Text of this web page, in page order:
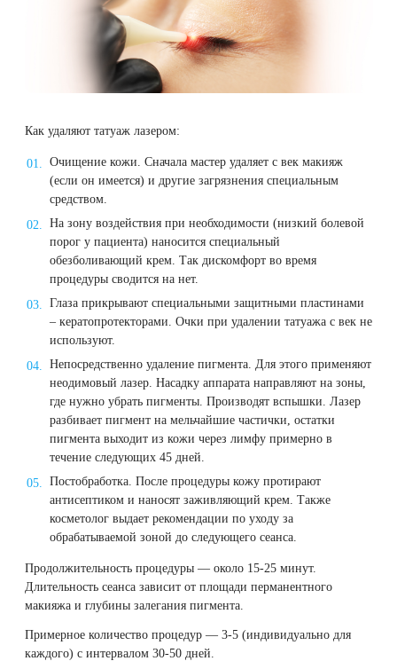
Как удаляют татуаж лазером:
Очищение кожи. Сначала мастер удаляет с век макияж
(если он имеется) и другие загрязнения специальным
средством.
На зону воздействия при необходимости (низкий болевой
порог у пациента) наносится специальный
обезболивающий крем. Так дискомфорт во время
процедуры сводится на нет.
Глаза прикрывают специальными защитными пластинами
– кератопротекторами. Очки при удалении татуажа с век не
используют.
Непосредственно удаление пигмента. Для этого применяют
неодимовый лазер. Насадку аппарата направляют на зоны,
где нужно убрать пигменты. Производят вспышки. Лазер
разбивает пигмент на мельчайшие частички, остатки
пигмента выходит из кожи через лимфу примерно в
течение следующих 45 дней.
Постобработка. После процедуры кожу протирают
антисептиком и наносят заживляющий крем. Также
косметолог выдает рекомендации по уходу за
обрабатываемой зоной до следующего сеанса.
Продолжительность процедуры — около 15-25 минут.
Длительность сеанса зависит от площади перманентного
макияжа и глубины залегания пигмента.
Примерное количество процедур — 3-5 (индивидуально для
каждого) с интервалом 30-50 дней.